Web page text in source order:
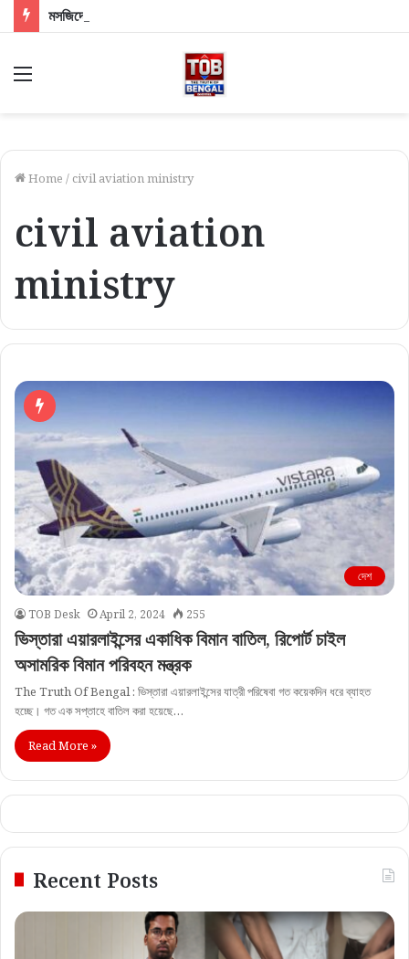
Menu
Home / civil aviation ministry
civil aviation
ministry
দেশ
TOB Desk April 2, 2024 255
ভিস্তারা এয়ারলাইন্সের একাধিক বিমান বাতিল, রিপোর্ট চাইল
অসামরিক বিমান পরিবহন মন্ত্রক
The Truth Of Bengal : ভিস্তারা এয়ারলাইন্সের যাত্রী পরিষেবা গত কয়েকদিন ধরে ব্যাহত
হচ্ছে। গত এক সপ্তাহে বাতিল করা হয়েছে…
Read More »
Recent Posts